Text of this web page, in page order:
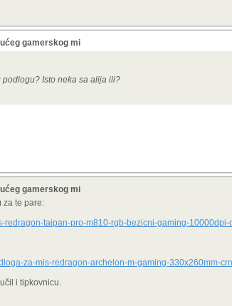
gamerskog mi
Isto neka sa alija ili?
gamerskog mi
za te pare:
redragon-taipan-pro-m810-rgb-bezicni-gaming-
za-mis-redragon-archelon-m-gaming-330x260mm-
i tipkovnicu.